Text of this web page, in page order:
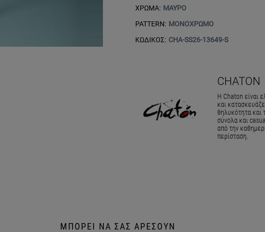
ΧΡΩΜΑ: ΜΑΥΡΟ
PATTERN: ΜΟΝΟΧΡΩΜΟ
ΚΩΔΙΚΟΣ: CHA-SS26-13649-S
CHATON
Η Chaton είναι
και
θηλυκότητα και
σύνολα και
από την
περίσταση.
ΜΠΟΡΕΙ ΝΑ ΣΑΣ ΑΡΕΣΟΥΝ